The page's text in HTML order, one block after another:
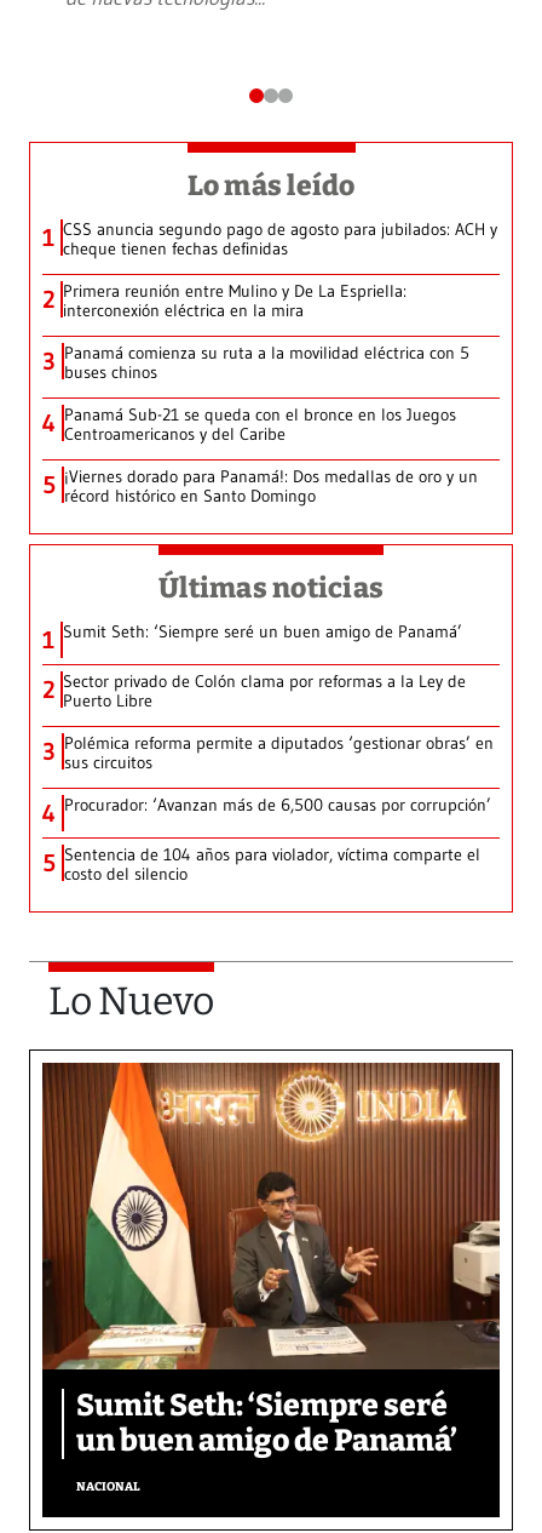
Lo más leído
1 CSS anuncia segundo pago de agosto para jubilados: ACH y
cheque tienen fechas definidas
2 Primera reunión entre Mulino y De La Espriella:
interconexión eléctrica en la mira
3 Panamá comienza su ruta a la movilidad eléctrica con 5
buses chinos
4 Panamá Sub-21 se queda con el bronce en los Juegos
Centroamericanos y del Caribe
5 ¡Viernes dorado para Panamá!: Dos medallas de oro y un
récord histórico en Santo Domingo
Últimas noticias
1 Sumit Seth: ‘Siempre seré un buen amigo de Panamá’
2 Sector privado de Colón clama por reformas a la Ley de
Puerto Libre
3 Polémica reforma permite a diputados ‘gestionar obras’ en
sus circuitos
4 Procurador: ‘Avanzan más de 6,500 causas por corrupción’
5 Sentencia de 104 años para violador, víctima comparte el
costo del silencio
Lo Nuevo
Sumit Seth: ‘Siempre seré
un buen amigo de Panamá’
NACIONAL